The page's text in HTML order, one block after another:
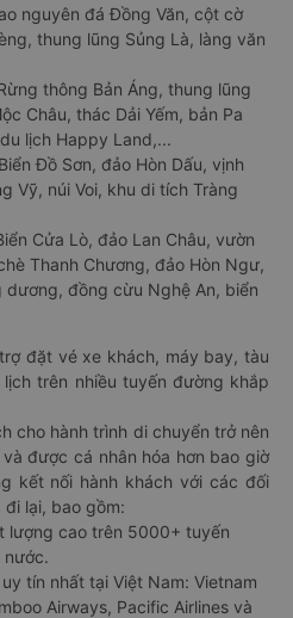
nguyên đá Đồng Văn, cột cờ
thung lũng Sủng Là, làng văn
thông Bản Áng, thung lũng
Châu, thác Dải Yếm, bản Pa
lịch Happy Land,...
Biển Đồ Sơn, đảo Hòn Dấu, vịnh
Vỹ, núi Voi, khu di tích Tràng
Cửa Lò, đảo Lan Châu, vườn
Thanh Chương, đảo Hòn Ngư,
dương, đồng cừu Nghệ An, biển
đặt vé xe khách, máy bay, tàu
trên nhiều tuyến đường khắp
cho hành trình di chuyển trở nên
được cá nhân hóa hơn bao giờ
kết nối hành khách với các đối
lại, bao gồm:
lượng cao trên 5000+ tuyến
tín nhất tại Việt Nam: Vietnam
Airways, Pacific Airlines và